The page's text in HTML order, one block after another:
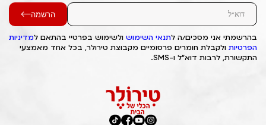
הרשמה
בהרשמתי אני מסכים/ה לתנאי השימוש ולשימוש בפרטיי בהתאם למדיניות
הפרטיות ולקבלת חומרים פרסומיים מקבוצת טירולר, בכל אחד מאמצעי
התקשורת, לרבות דוא"ל ו-SMS.